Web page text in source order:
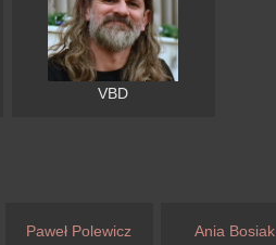
VBD
Paweł Polewicz Ania Bosiak